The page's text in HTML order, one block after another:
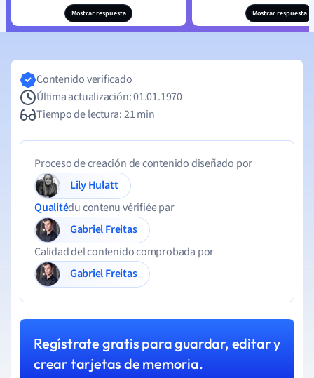
Mostrar respuesta Mostrar respuesta
Contenido verificado
Última actualización: 01.01.1970
Tiempo de lectura: 21 min
Proceso de creación de contenido diseñado por
Lily Hulatt
Qualitédu contenu vérifiée par
Gabriel Freitas
Calidad del contenido comprobada por
Gabriel Freitas
Regístrate gratis para guardar, editar y
crear tarjetas de memoria.